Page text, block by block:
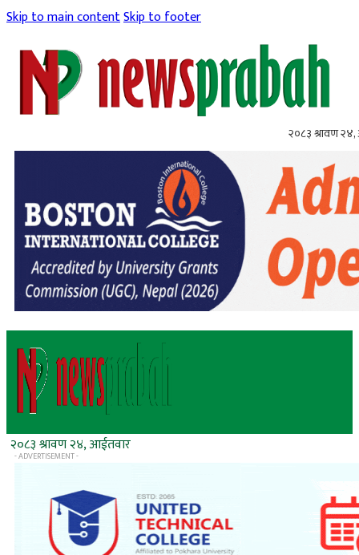
Skip to main contentSkip to footer
२०८३ श्रावण
२०८३ श्रावण २४, आईतवार
- ADVERTISEMENT -